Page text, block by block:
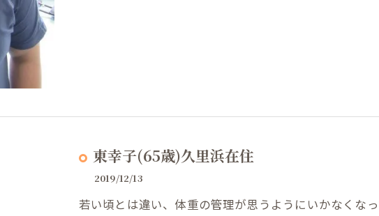
東幸子(65歳)久里浜在住
2019/12/13
若い頃とは違い、体重の管理が思うようにいかなくな